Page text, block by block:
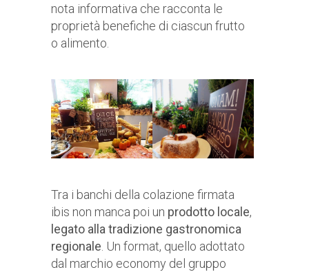
nota informativa che racconta le
proprietà benefiche di ciascun frutto
o alimento.
Tra i banchi della colazione firmata
ibis non manca poi un prodotto locale,
legato alla tradizione gastronomica
regionale. Un format, quello adottato
dal marchio economy del gruppo